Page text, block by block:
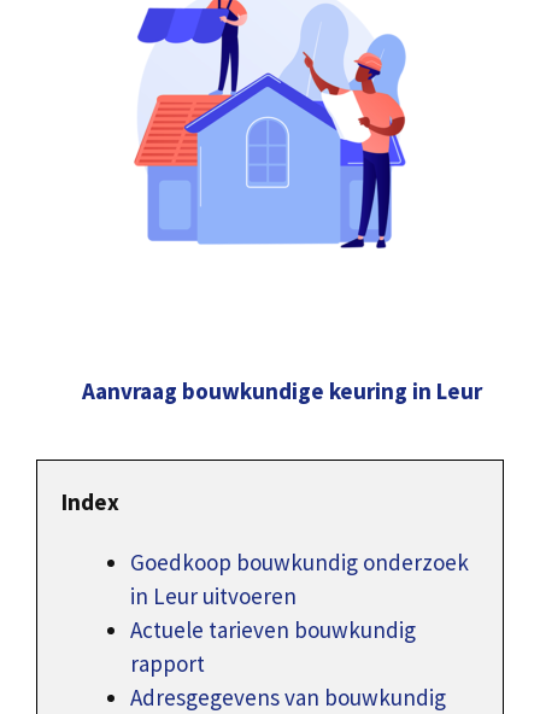
Aanvraag bouwkundige keuring in Leur
Index
Goedkoop bouwkundig onderzoek
in Leur uitvoeren
Actuele tarieven bouwkundig
rapport
Adresgegevens van bouwkundig